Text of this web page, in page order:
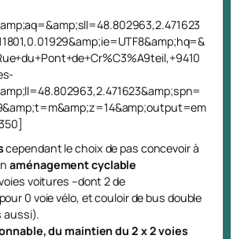
cependant le choix de pas concevoir à
aménagement cyclable
voitures –dont 2 de
0 voie vélo, et couloir de bus double
aussi).
du maintien du 2 x 2 voies